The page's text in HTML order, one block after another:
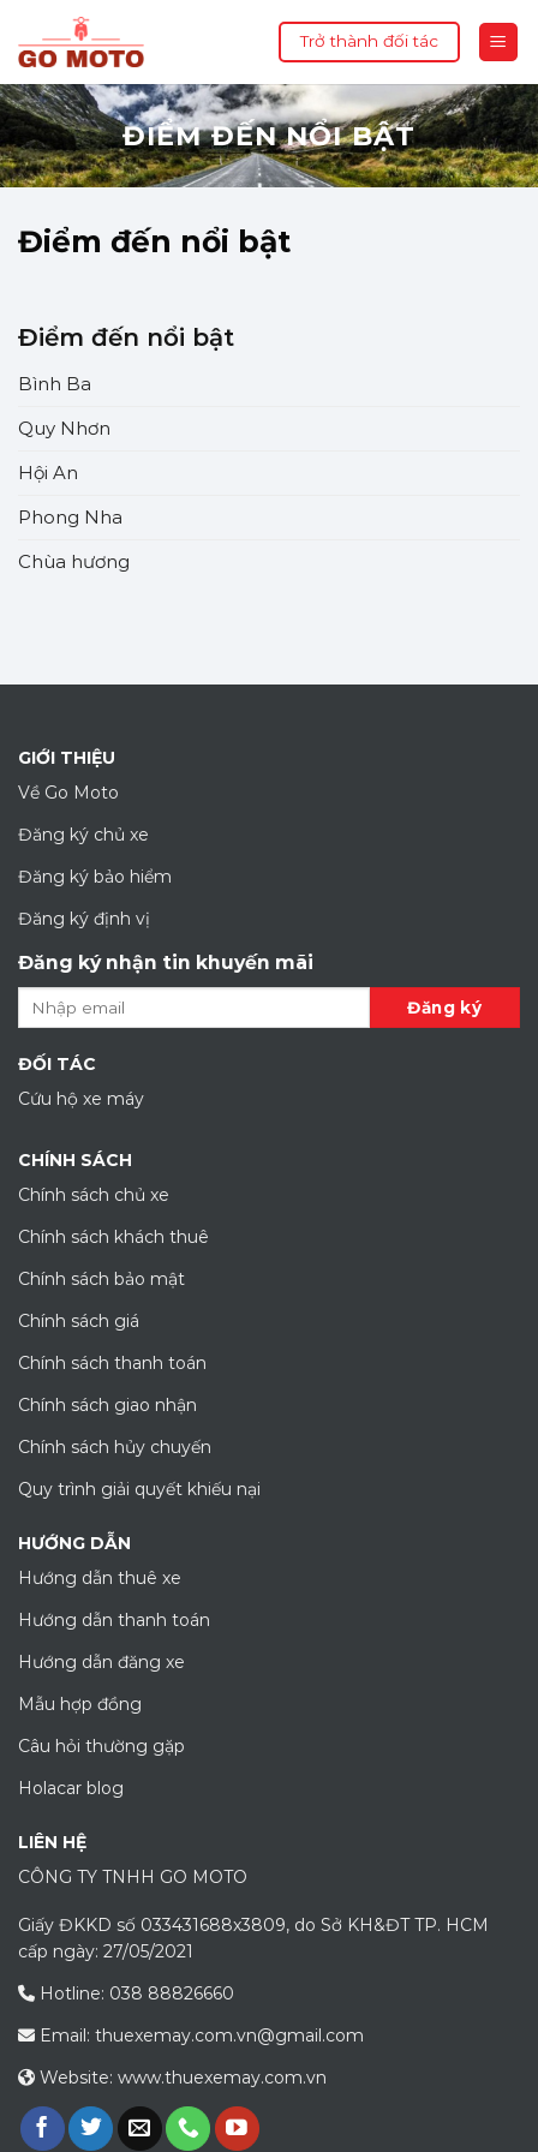
to
content
Trở thành đối tác
ĐIỂM ĐẾN NỔI BẬT
Điểm đến nổi bật
Điểm đến nổi bật
Bình Ba
Quy Nhơn
Hội An
Phong Nha
Chùa hương
GIỚI THIỆU
Về Go Moto
Đăng ký chủ xe
Đăng ký bảo hiểm
Đăng ký định vị
Đăng ký nhận tin khuyến mãi
ĐỐI TÁC
Cứu hộ xe máy
CHÍNH SÁCH
Chính sách chủ xe
Chính sách khách thuê
Chính sách bảo mật
Chính sách giá
Chính sách thanh toán
Chính sách giao nhận
Chính sách hủy chuyến
Quy trình giải quyết khiếu nại
HƯỚNG DẪN
Hướng dẫn thuê xe
Hướng dẫn thanh toán
Hướng dẫn đăng xe
Mẫu hợp đồng
Câu hỏi thường gặp
Holacar blog
LIÊN HỆ
CÔNG TY TNHH GO MOTO
Giấy ĐKKD số 033431688x3809, do Sở KH&ĐT TP. HCM
cấp ngày: 27/05/2021
Hotline: 038 88826660
Email: thuexemay.com.vn@gmail.com
Website: www.thuexemay.com.vn